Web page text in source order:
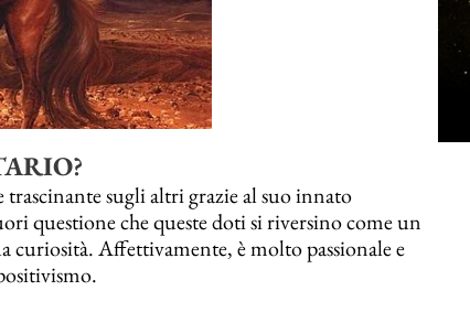
?
sugli altri grazie al suo innato
questione che queste doti si riversino come un
curiosità. Affettivamente, è molto passionale e